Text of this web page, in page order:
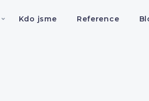
Kdo jsme Reference